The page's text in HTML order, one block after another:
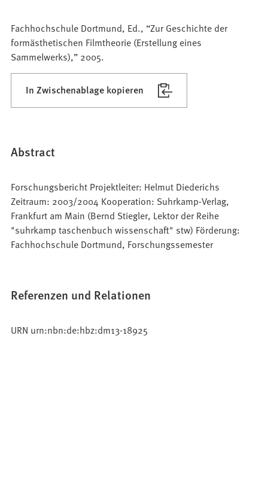
Fachhochschule Dortmund, Ed., “Zur Geschichte der
formästhetischen Filmtheorie (Erstellung eines
Sammelwerks),” 2005.
In Zwischenablage kopieren
Abstract
Forschungsbericht Projektleiter: Helmut Diederichs
Zeitraum: 2003/2004 Kooperation: Suhrkamp-Verlag,
Frankfurt am Main (Bernd Stiegler, Lektor der Reihe
"suhrkamp taschenbuch wissenschaft" stw) Förderung:
Fachhochschule Dortmund, Forschungssemester
Referenzen und Relationen
URN urn:nbn:de:hbz:dm13-18925